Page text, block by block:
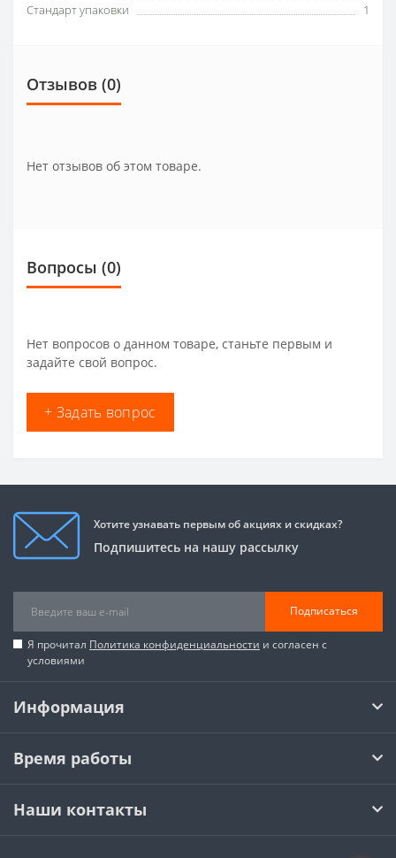
Стандарт упаковки
1
Отзывов (0)
Нет отзывов об этом товаре.
Вопросы (0)
Нет вопросов о данном товаре, станьте первым и
задайте свой вопрос.
+ Задать вопрос
Хотите узнавать первым об акциях и скидках?
Подпишитесь на нашу рассылку
Подписаться
Я прочитал Политика конфиденциальности и согласен с
условиями
Информация
Время работы
Наши контакты